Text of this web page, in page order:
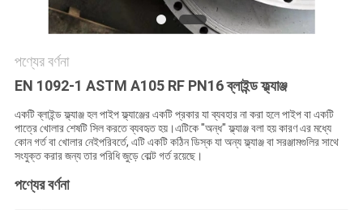
ম্যাপ
গোপনীয়তা
নীতি
পণ্যের বর্ণনা
EN 1092-1 ASTM A105 RF PN16 ব্লাইন্ড ফ্ল্যাঞ্জ
একটি ব্লাইন্ড ফ্ল্যাঞ্জ হল পাইপ ফ্ল্যাঞ্জের একটি প্রকার যা ব্যবহার না করা হলে পাইপ বা একটি
পাত্রে খোলার শেষটি সিল করতে ব্যবহৃত হয়।এটিকে "অন্ধ" ফ্ল্যাঞ্জ বলা হয় কারণ এর মধ্যে
কোন গর্ত বা খোলার নেইপরিবর্তে, এটি একটি কঠিন ডিস্ক যা অন্য ফ্ল্যাঞ্জ বা সরঞ্জামগুলির সাথে
সংযুক্ত করার জন্য তার পরিধি জুড়ে বোল্ট গর্ত রয়েছে।
পণ্যের বর্ণনা